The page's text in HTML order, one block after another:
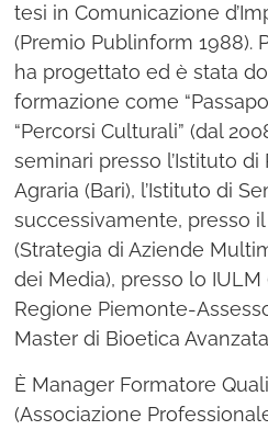
tesi in Comunicazione
(Premio Publinform 1988).
ha progettato ed è stata
formazione come
“Percorsi Culturali” (dal
seminari presso l’Istituto
Agraria (Bari), l’Istituto di
successivamente, presso
(Strategia di Aziende
dei Media), presso lo IULM
Regione Piemonte-
Master di Bioetica
È Manager Formatore
(Associazione